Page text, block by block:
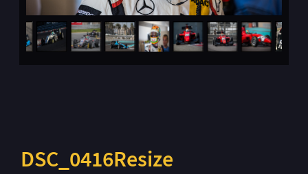
DSC_0416Resize